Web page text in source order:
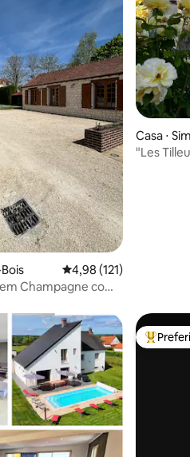
4,98 de uma avaliação
4,98 (121)
Champagne com
Casa ⋅
"Les
Entre